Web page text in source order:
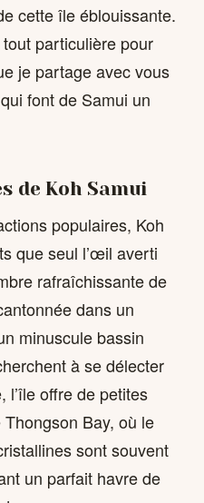
cette île éblouissante.
particulière pour
je partage avec vous
font de Samui un
de Koh Samui
populaires, Koh
que seul l’œil averti
rafraîchissante de
dans un
minuscule bassin
à se délecter
l’île offre de petites
Bay, où le
sont souvent
un parfait havre de